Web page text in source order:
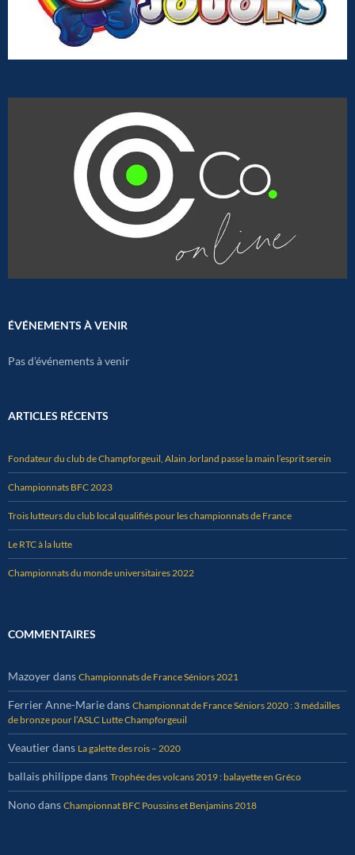
ÉVÉNEMENTS À VENIR
Pas d’événements à venir
ARTICLES RÉCENTS
Fondateur du club de Champforgeuil, Alain Jorland passe la main l’esprit serein
Championnats BFC 2023
Trois lutteurs du club local qualifiés pour les championnats de France
Le RTC à la lutte
Championnats du monde universitaires 2022
COMMENTAIRES
Mazoyerdans Championnats de France Séniors 2021
Ferrier Anne-Mariedans Championnat de France Séniors 2020 : 3 médailles
de bronze pour l’ASLC Lutte Champforgeuil
Veautierdans La galette des rois – 2020
ballais philippedans Trophée des volcans 2019 : balayette en Gréco
Nonodans Championnat BFC Poussins et Benjamins 2018